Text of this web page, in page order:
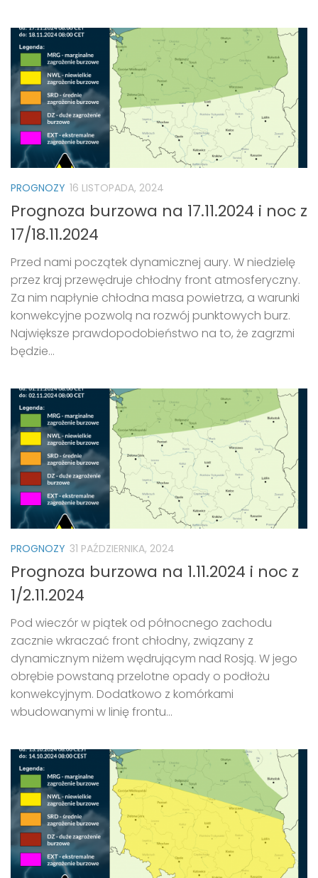
PROGNOZY 16 LISTOPADA, 2024
Prognoza burzowa na 17.11.2024 i noc z
17/18.11.2024
Przed nami początek dynamicznej aury. W niedzielę
przez kraj przewędruje chłodny front atmosferyczny.
Za nim napłynie chłodna masa powietrza, a warunki
konwekcyjne pozwolą na rozwój punktowych burz.
Największe prawdopodobieństwo na to, że zagrzmi
będzie...
PROGNOZY 31 PAŹDZIERNIKA, 2024
Prognoza burzowa na 1.11.2024 i noc z
1/2.11.2024
Pod wieczór w piątek od północnego zachodu
zacznie wkraczać front chłodny, związany z
dynamicznym niżem wędrującym nad Rosją. W jego
obrębie powstaną przelotne opady o podłożu
konwekcyjnym. Dodatkowo z komórkami
wbudowanymi w linię frontu...